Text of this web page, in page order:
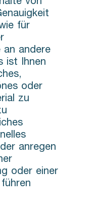
von
für
an andere
ist Ihnen
oder
zu
anregen
oder einer